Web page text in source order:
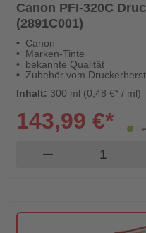
Canon PFI-320C
(2891C001)
Canon
Marken-Tinte
bekannte Qualität
Zubehör vom
Inhalt: 300 ml (0,48 €* / ml)
143,99 €*
remove Produkt